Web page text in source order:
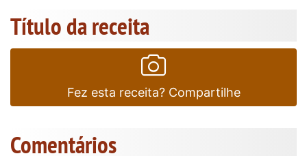
Título da receita
Fez esta receita? Compartilhe
Comentários